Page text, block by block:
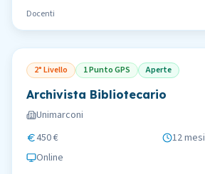
Docenti
2° Livello 1 Punto GPS Aperte
Archivista Bibliotecario
Unimarconi
450 €
12 mesi
Online